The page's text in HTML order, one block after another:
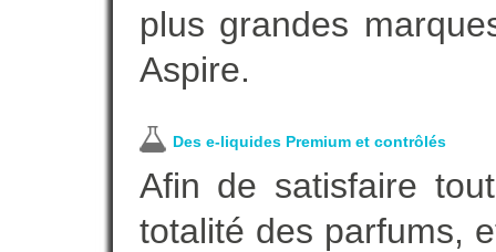
plus grandes
Aspire.
Des e-liquides Premium et contrôlés
Afin de satisfaire
totalité des parfums,